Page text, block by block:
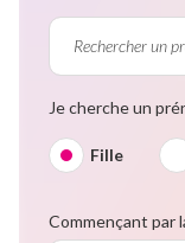
Je cherche un
Fille
Commençant par